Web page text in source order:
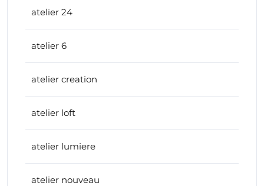
atelier 24
atelier 6
atelier creation
atelier loft
atelier lumiere
atelier nouveau